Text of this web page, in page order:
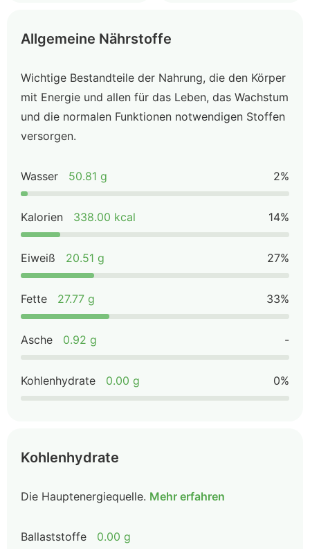
Allgemeine Nährstoffe
Wichtige Bestandteile der Nahrung, die den Körper
mit Energie und allen für das Leben, das Wachstum
und die normalen Funktionen notwendigen Stoffen
versorgen.
Wasser 50.81 g 2%
Kalorien 338.00 kcal 14%
Eiweiß 20.51 g 27%
Fette 27.77 g 33%
Asche 0.92 g -
Kohlenhydrate 0.00 g 0%
Kohlenhydrate
Die Hauptenergiequelle. Mehr erfahren
Ballaststoffe 0.00 g